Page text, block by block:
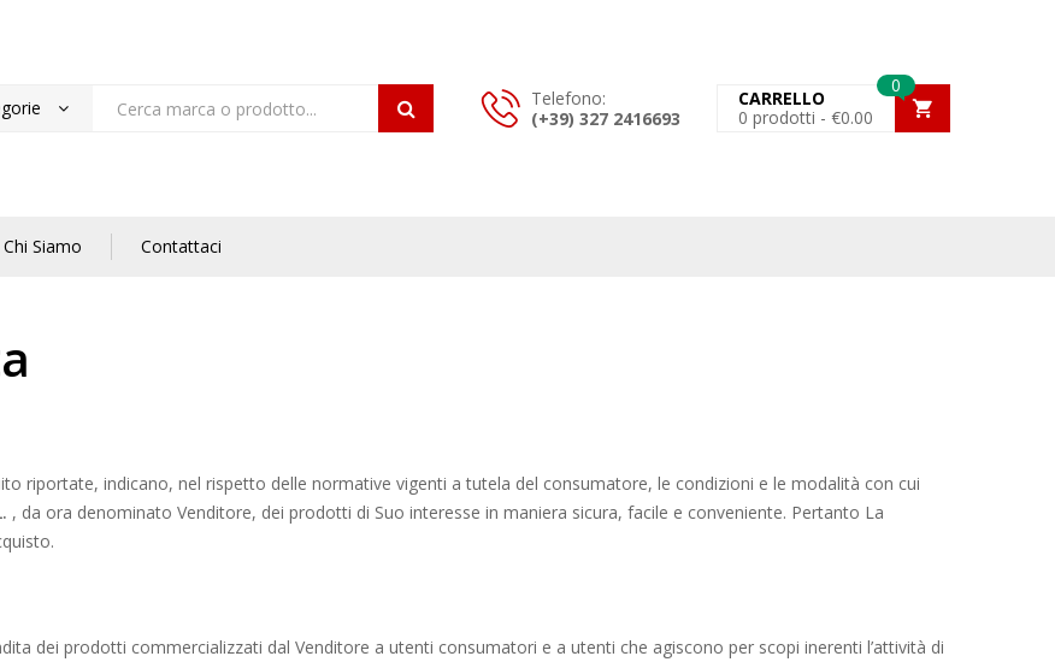
Telefono:
(+39) 327 2416693
0
CARRELLO
0 prodotti - €0.00
Chi Siamo Contattaci
riportate, indicano, nel rispetto delle normative vigenti a tutela del consumatore, le condizioni e le modalità con cui
, da ora denominato Venditore, dei prodotti di Suo interesse in maniera sicura, facile e conveniente. Pertanto La
dei prodotti commercializzati dal Venditore a utenti consumatori e a utenti che agiscono per scopi inerenti l’attività di